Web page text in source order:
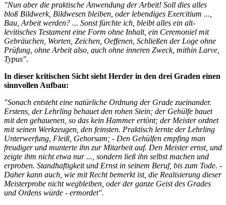
"Nun aber die praktische Anwendung der Arbeit! Soll dies alles
bloß Bildwerk, Bildwesen bleiben, oder lebendiges Exercitium ...,
Bau, Arbeit werden? ... Sonst fürchte ich, bleibt alles ein alt-
levitisches Testament eine Form ohne Inhalt, ein Ceremoniel mit
Gebräuchen, Worten, Zeichen, Oeffenen, Schließen der Loge ohne
Prüfung, ohne Arbeit also, auch ohne inneren Zweck, mithin Larve,
Typus".
In dieser kritischen Sicht sieht Herder in den drei Graden einen
sinnvollen Aufbau:
"Sonach entsteht eine natürliche Ordnung der Grade zueinander.
Erstens, der Lehrling behauet den rohen Stein; der Gehülfe bauet
mit den gehauenen, so das kein Hammer ertönt; der Meister ordnet
mit seinen Werkzeugen, den feinsten. Praktisch lernte der Lehrling
Unterwerfung, Fleiß, Gehorsam; - Den Gehülfen empfing man
freudiger und munterte ihn zur Mitarbeit auf. Den Meister ernst, und
zeigte ihm nicht etwa nur ..., sondern ließ ihn selbst machen und
erproben. Standhaftigkeit und Ernst in seinem Beruf, bis zum Tode. -
Daher kann auch, wie mit Recht bemerkt ist, die Realisierung dieser
Meisterprobe nicht wegbleiben, oder der ganze Geist des Grades
und Ordens würde - ermordet".